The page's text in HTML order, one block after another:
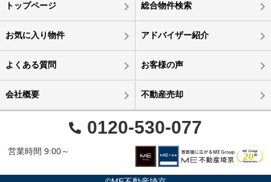
トップページ 総合物件検索
お気に入り物件 アドバイザー紹介
よくある質問 お客様の声
会社概要 不動産売却
0120-530-077
営業時間 9:00～